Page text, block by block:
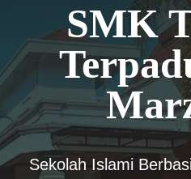
SMK
Sekolah Islami